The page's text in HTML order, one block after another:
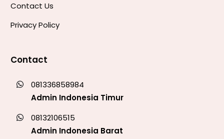
Contact Us
Privacy Policy
Contact
081336858984
Admin Indonesia Timur
08132106515
Admin Indonesia Barat